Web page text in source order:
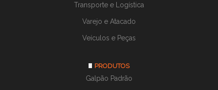
Transporte e Logística
Varejo e Atacado
Veículos e Peças
PRODUTOS
Galpão Padrão